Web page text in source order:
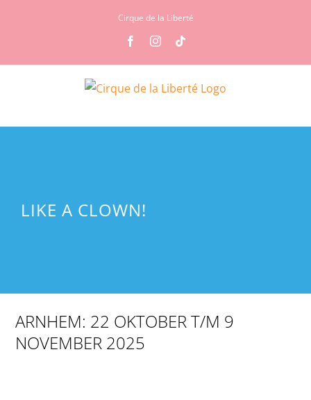
Cirque de la Liberté
FacebookInstagram
LIKE A CLOWN!
ARNHEM: 22 OKTOBER T/M 9
NOVEMBER 2025